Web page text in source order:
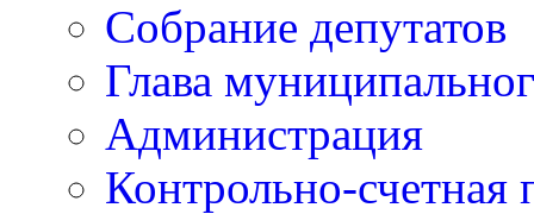
Собрание депутатов
Глава
Администрация
Контрольно-счетная